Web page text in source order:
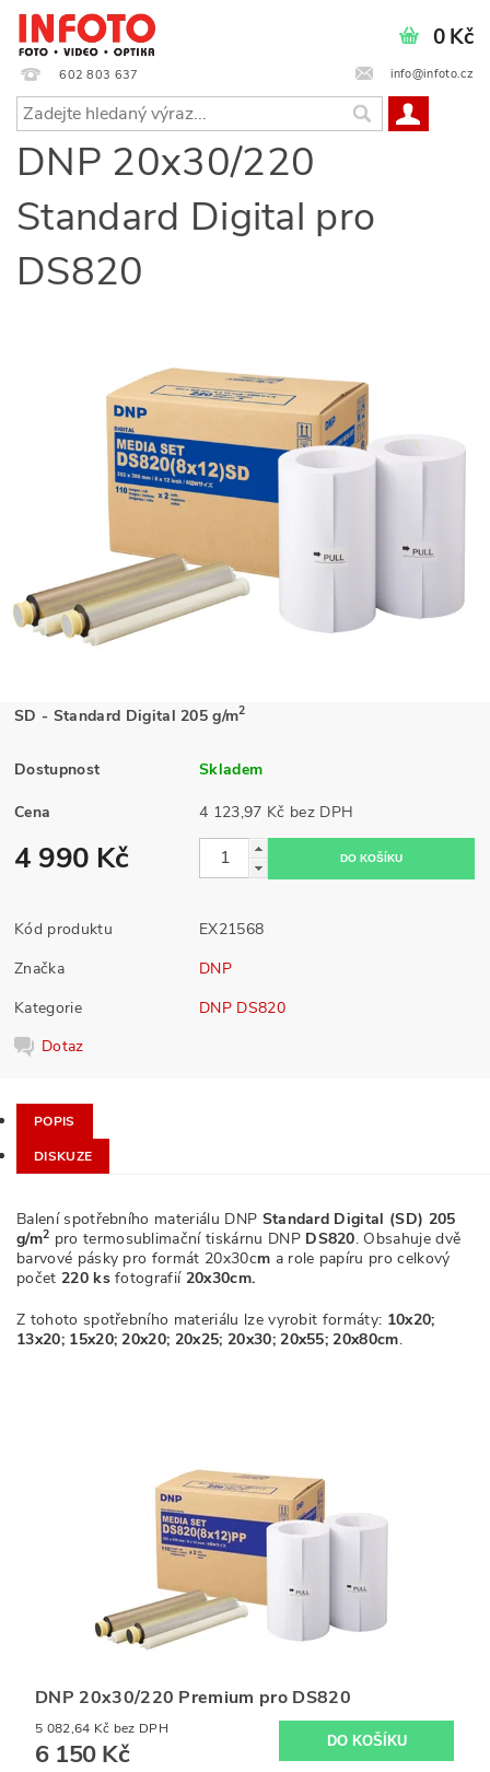
602 803 637 info@infoto.cz
0 Kč
DNP 20x30/220
Standard Digital pro
DS820
SD - Standard Digital 205 g/m2
Dostupnost Skladem
Cena 4 123,97 Kč bez DPH
4 990 Kč
Kód produktu
EX21568
Značka
DNP
Kategorie
DNP DS820
Dotaz
POPIS
DISKUZE
Balení spotřebního materiálu DNP Standard Digital (SD) 205
g/m2 pro termosublimační tiskárnu DNP DS820. Obsahuje dvě
barvové pásky pro formát 20x30cm a role papíru pro celkový
počet 220 ksfotografií 20x30cm.
Z tohoto spotřebního materiálu lze vyrobit formáty: 10x20;
13x20; 15x20; 20x20; 20x25; 20x30; 20x55; 20x80cm.
DNP 20x30/220 Premium pro DS820
5 082,64 Kč bez DPH
6 150 Kč